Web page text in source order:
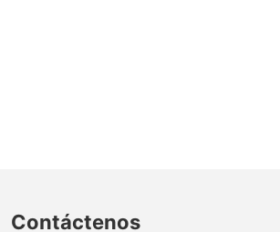
Contáctenos